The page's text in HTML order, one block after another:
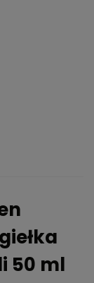
50 ml